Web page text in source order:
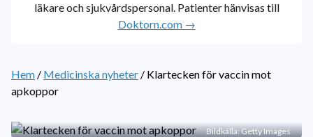
läkare och sjukvårdspersonal. Patienter hänvisas till
Doktorn.com →
Hem / Medicinska nyheter / Klartecken för vaccin mot
apkoppor
Bildkälla: Getty Images